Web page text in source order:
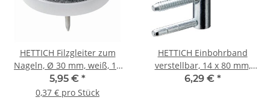
HETTICH Filzgleiter zum
Nageln, Ø 30 mm, weiß, 16
Stück
5,95 € *
0,37 € pro Stück
HETTICH Einbohrband
verstellbar, 14 x 80 mm,
verzinkt
6,29 € *